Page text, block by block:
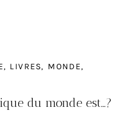
LIVRES
MONDE
du monde est…?